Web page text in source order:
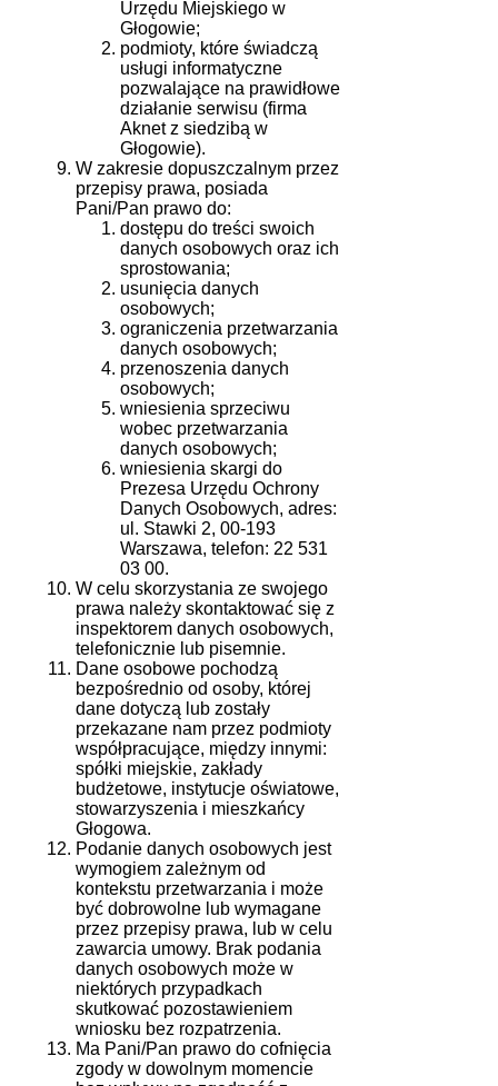
Urzędu Miejskiego w
Głogowie;
podmioty, które świadczą
usługi informatyczne
pozwalające na prawidłowe
działanie serwisu (firma
Aknet z siedzibą w
Głogowie).
W zakresie dopuszczalnym przez
przepisy prawa, posiada
Pani/Pan prawo do:
dostępu do treści swoich
danych osobowych oraz ich
sprostowania;
usunięcia danych
osobowych;
ograniczenia przetwarzania
danych osobowych;
przenoszenia danych
osobowych;
wniesienia sprzeciwu
wobec przetwarzania
danych osobowych;
wniesienia skargi do
Prezesa Urzędu Ochrony
Danych Osobowych, adres:
ul. Stawki 2, 00-193
Warszawa, telefon: 22 531
03 00.
W celu skorzystania ze swojego
prawa należy skontaktować się z
inspektorem danych osobowych,
telefonicznie lub pisemnie.
Dane osobowe pochodzą
bezpośrednio od osoby, której
dane dotyczą lub zostały
przekazane nam przez podmioty
współpracujące, między innymi:
spółki miejskie, zakłady
budżetowe, instytucje oświatowe,
stowarzyszenia i mieszkańcy
Głogowa.
Podanie danych osobowych jest
wymogiem zależnym od
kontekstu przetwarzania i może
być dobrowolne lub wymagane
przez przepisy prawa, lub w celu
zawarcia umowy. Brak podania
danych osobowych może w
niektórych przypadkach
skutkować pozostawieniem
wniosku bez rozpatrzenia.
Ma Pani/Pan prawo do cofnięcia
zgody w dowolnym momencie